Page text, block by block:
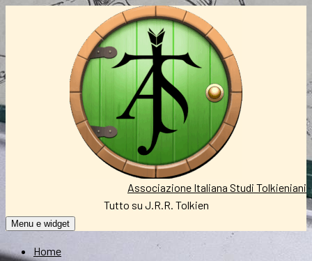
Associazione Italiana Studi Tolkieniani
Tutto su J.R.R. Tolkien
Menu e widget
Home